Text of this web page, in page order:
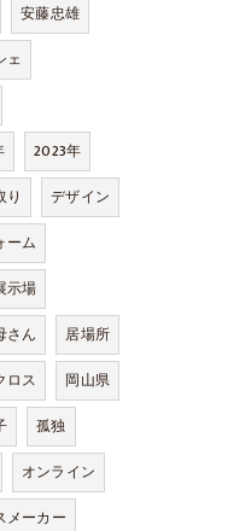
安藤忠雄
ェ
2023年
り
デザイン
ーム
示場
さん
居場所
ロス
岡山県
孤独
オンライン
メーカー